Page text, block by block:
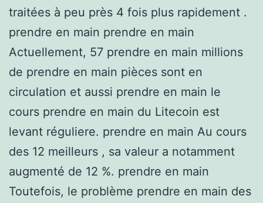
traitées à peu près 4 fois plus rapidement .
prendre en main prendre en main
Actuellement, 57 prendre en main millions
de prendre en main pièces sont en
circulation et aussi prendre en main le
cours prendre en main du Litecoin est
levant réguliere. prendre en main Au cours
des 12 meilleurs , sa valeur a notamment
augmenté de 12 %. prendre en main
Toutefois, le problème prendre en main des